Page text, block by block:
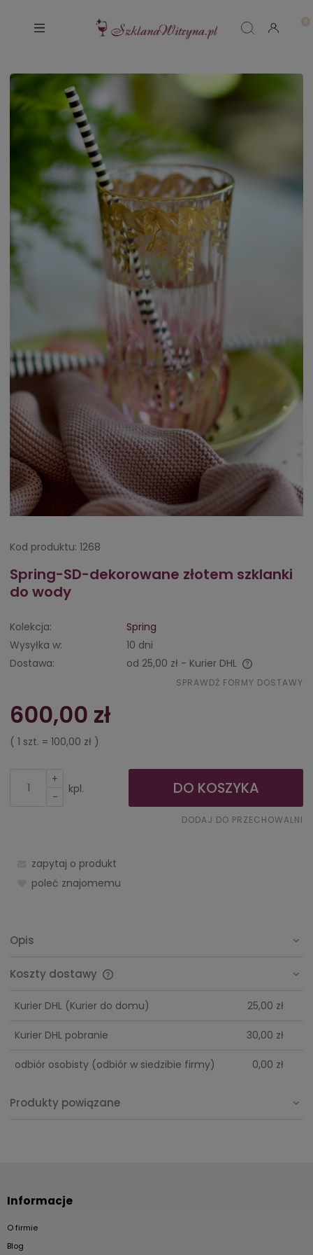
Kod produktu: 1268
Spring-SD-dekorowane złotem szklanki
do wody
Kolekcja:
Spring
Wysyłka w:
10 dni
Dostawa:
od 25,00 zł - Kurier DHL
Cena nie zawiera ewentualnych kosztów płatności
SPRAWDŹ FORMY DOSTAWY
600,00 zł
( 1 szt. = 100,00 zł )
+
-
kpl. DO KOSZYKA
DODAJ DO PRZECHOWALNI
zapytaj o produkt
poleć znajomemu
Opis
Koszty dostawy
Kurier DHL (Kurier do domu) 25,00 zł
Kurier DHL pobranie 30,00 zł
odbiór osobisty (odbiór w siedzibie firmy) 0,00 zł
Produkty powiązane
Informacje
O firmie
Blog